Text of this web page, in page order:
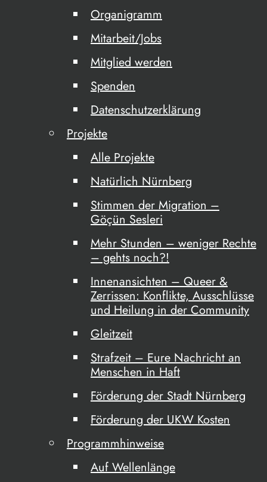
Organigramm
Mitarbeit/Jobs
Mitglied werden
Spenden
Datenschutzerklärung
Projekte
Alle Projekte
Natürlich Nürnberg
Stimmen der Migration –
Göçün Sesleri
Mehr Stunden – weniger Rechte
– gehts noch?!
Innenansichten – Queer &
Zerrissen: Konflikte, Ausschlüsse
und Heilung in der Community
Gleitzeit
Strafzeit – Eure Nachricht an
Menschen in Haft
Förderung der Stadt Nürnberg
Förderung der UKW Kosten
Programmhinweise
Auf Wellenlänge